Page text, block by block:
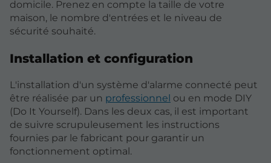
domicile. Prenez en compte la taille de votre
maison, le nombre d'entrées et le niveau de
sécurité souhaité.
Installation et configuration
L'installation d'un système d'alarme connecté peut
être réalisée par un professionnel ou en mode DIY
(Do It Yourself). Dans les deux cas, il est important
de suivre scrupuleusement les instructions
fournies par le fabricant pour garantir un
fonctionnement optimal.